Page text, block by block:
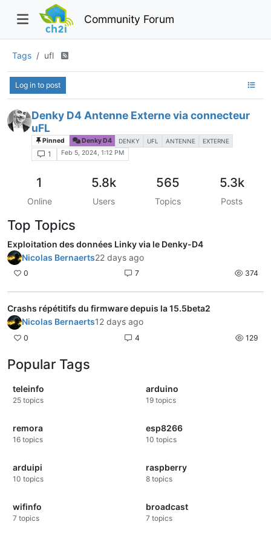
Community Forum
Tags ufl
Log in to post
Denky D4 Antenne Externe via connecteur
uFL
Pinned Denky D4 DENKY UFL ANTENNE EXTERNE
1 Feb 5, 2024, 1:12 PM
1
Online
5.8k
Users
565
Topics
5.3k
Posts
Top Topics
Exploitation des données Linky via le Denky-D4
Nicolas Bernaerts22 days ago
0 7 374
Crashs répétitifs du firmware depuis la 15.5beta2
Nicolas Bernaerts12 days ago
0 4 129
Popular Tags
teleinfo
25 topics
arduino
19 topics
remora
16 topics
esp8266
10 topics
arduipi
10 topics
raspberry
8 topics
wifinfo
7 topics
broadcast
7 topics